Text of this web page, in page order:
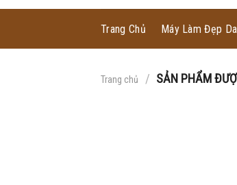
Trang Chủ Máy Làm Đẹp
Trang chủ / SẢN PHẨM